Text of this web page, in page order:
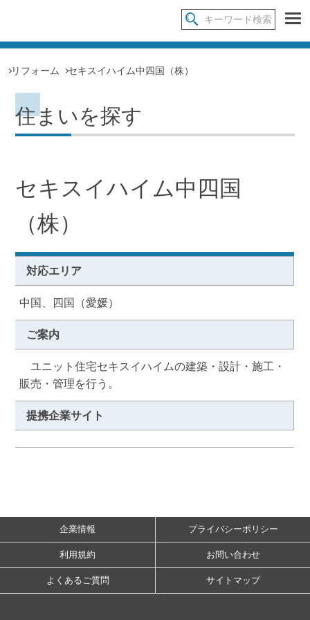
リフォーム セキスイハイム中四国（株）
住まいを探す
セキスイハイム中四国
（株）
対応エリア
中国、四国（愛媛）
ご案内
ユニット住宅セキスイハイムの建築・設計・施工・
販売・管理を行う。
提携企業サイト
企業情報 プライバシーポリシー
利用規約 お問い合わせ
よくあるご質問 サイトマップ